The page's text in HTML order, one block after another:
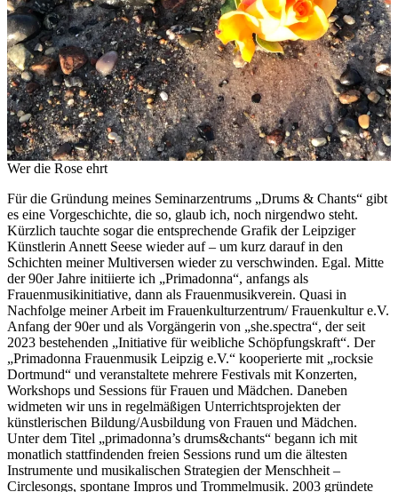
Wer die Rose ehrt
Für die Gründung meines Seminarzentrums „Drums & Chants“ gibt
es eine Vorgeschichte, die so, glaub ich, noch nirgendwo steht.
Kürzlich tauchte sogar die entsprechende Grafik der Leipziger
Künstlerin Annett Seese wieder auf – um kurz darauf in den
Schichten meiner Multiversen wieder zu verschwinden. Egal. Mitte
der 90er Jahre initiierte ich „Primadonna“, anfangs als
Frauenmusikinitiative, dann als Frauenmusikverein. Quasi in
Nachfolge meiner Arbeit im Frauenkulturzentrum/ Frauenkultur e.V.
Anfang der 90er und als Vorgängerin von „she.spectra“, der seit
2023 bestehenden „Initiative für weibliche Schöpfungskraft“. Der
„Primadonna Frauenmusik Leipzig e.V.“ kooperierte mit „rocksie
Dortmund“ und veranstaltete mehrere Festivals mit Konzerten,
Workshops und Sessions für Frauen und Mädchen. Daneben
widmeten wir uns in regelmäßigen Unterrichtsprojekten der
künstlerischen Bildung/Ausbildung von Frauen und Mädchen.
Unter dem Titel „primadonna’s drums&chants“ begann ich mit
monatlich stattfindenden freien Sessions rund um die ältesten
Instrumente und musikalischen Strategien der Menschheit –
Circlesongs, spontane Impros und Trommelmusik. 2003 gründete